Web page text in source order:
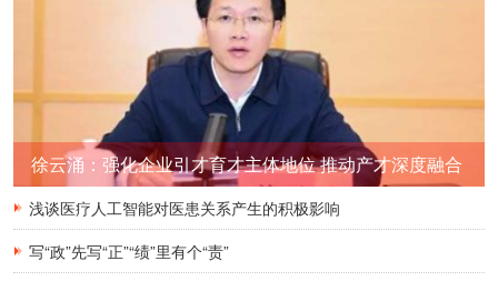
徐云涌：强化企业引才育才主体地位 推动产才深度融合
服务经济社会高质量发展
浅谈医疗人工智能对医患关系产生的积极影响
写“政”先写“正”“绩”里有个“责”